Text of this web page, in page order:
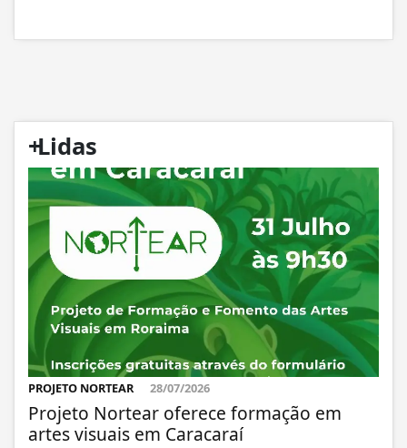
+
Lidas
PROJETO NORTEAR 28/07/2026
Projeto Nortear oferece formação em
artes visuais em Caracaraí